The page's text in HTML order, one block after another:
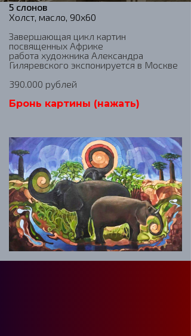
5 слонов
Холст, масло, 90х60
Завершающая цикл картин
посвященных Африке
работа художника Александра
Гиляревского экспонируется в Москве
390.000 рублей
Бронь картины (нажать)